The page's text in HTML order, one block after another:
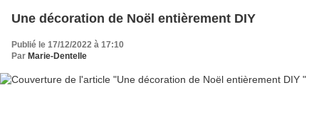
Une décoration de Noël entièrement DIY
Publié le 17/12/2022 à 17:10
Par Marie-Dentelle